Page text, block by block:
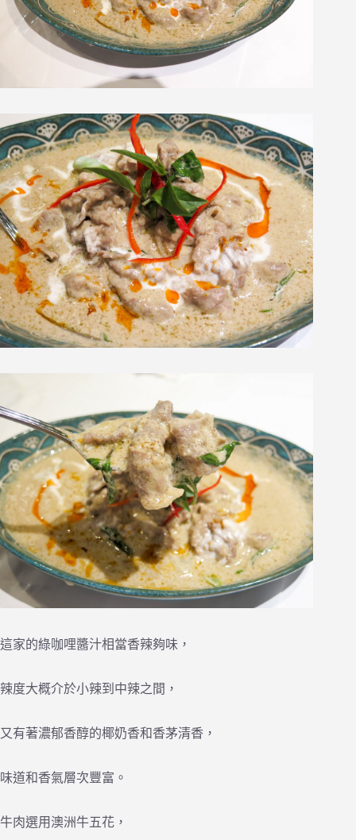
這家的綠咖哩醬汁相當香辣夠味，
辣度大概介於小辣到中辣之間，
又有著濃郁香醇的椰奶香和香茅清香，
味道和香氣層次豐富。
牛肉選用澳洲牛五花，